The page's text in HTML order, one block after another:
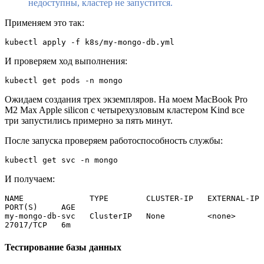
недоступны, кластер не запустится.
Применяем это так:
kubectl apply -f k8s/my-mongo-db.yml
И проверяем ход выполнения:
kubectl get pods -n mongo
Ожидаем создания трех экземпляров. На моем MacBook Pro
M2 Max Apple silicon с четырехузловым кластером Kind все
три запустились примерно за пять минут.
После запуска проверяем работоспособность службы:
kubectl get svc -n mongo
И получаем:
NAME              TYPE        CLUSTER-IP   EXTERNAL-IP
PORT(S)     AGE
my-mongo-db-svc   ClusterIP   None         <none>
27017/TCP   6m
Тестирование базы данных